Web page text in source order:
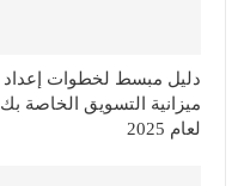
دليل مبسط لخطوات إعداد
ميزانية التسويق الخاصة بك
لعام 2025